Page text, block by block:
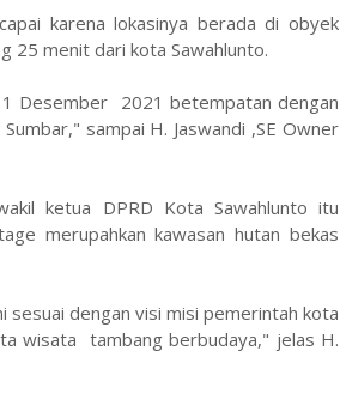
karena lokasinya berada di obyek
25 menit dari kota Sawahlunto.
Desember 2021 betempatan dengan
sampai H. Jaswandi ,SE Owner
ketua DPRD Kota Sawahlunto itu
merupahkan kawasan hutan bekas
sesuai dengan visi misi pemerintah kota
wisata tambang berbudaya," jelas H.